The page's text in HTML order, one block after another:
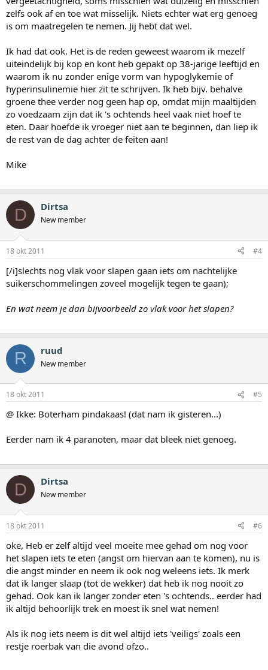
zelfs ook af en toe wat misselijk. Niets echter wat erg genoeg
is om maatregelen te nemen. Jij hebt dat wel.
Ik had dat ook. Het is de reden geweest waarom ik mezelf
uiteindelijk bij kop en kont heb gepakt op 38-jarige leeftijd en
waarom ik nu zonder enige vorm van hypoglykemie of
hyperinsulinemie hier zit te schrijven. Ik heb bijv. behalve
groene thee verder nog geen hap op, omdat mijn maaltijden
zo voedzaam zijn dat ik 's ochtends heel vaak niet hoef te
eten. Daar hoefde ik vroeger niet aan te beginnen, dan liep ik
de rest van de dag achter de feiten aan!
Mike
D Dirtsa
New member
18 okt 2011 #4
[/i]slechts nog vlak voor slapen gaan iets om nachtelijke
suikerschommelingen zoveel mogelijk tegen te gaan);
En wat neem je dan bijvoorbeeld zo vlak voor het slapen?
R ruud
New member
18 okt 2011 #5
@ Ikke: Boterham pindakaas! (dat nam ik gisteren...)
Eerder nam ik 4 paranoten, maar dat bleek niet genoeg.
D Dirtsa
New member
18 okt 2011 #6
oke, Heb er zelf altijd veel moeite mee gehad om nog voor
het slapen iets te eten (angst om hiervan aan te komen), nu is
die angst minder en neem ik ook nog weleens iets. Ik merk
dat ik langer slaap (tot de wekker) dat heb ik nog nooit zo
gehad. Ook kan ik langer zonder eten 's ochtends.. eerder had
ik altijd behoorlijk trek en moest ik snel wat nemen!
Als ik nog iets neem is dit wel altijd iets 'veiligs' zoals een
restje roerbak van die avond ofzo..